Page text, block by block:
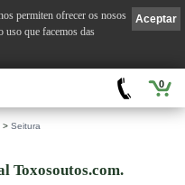
0
> Seitura
Toxosoutos.com.
Aceptar
permiten ofrecer os nosos
uso que facemos das